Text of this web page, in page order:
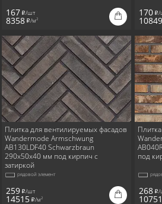
167 i/шт
8358 i/м2
170 i/
10849
Плитка для вентилируемых фасадов
Wandermode Armschwung
AB130LDF40 Schwarzbraun
290x50x40 мм под кирпич с
затиркой
рядовой элемент
259 i/шт
14515 i/м2
под
268 i/
10751